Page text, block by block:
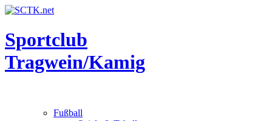
Sportclub
Tragwein/Kamig
Fußball